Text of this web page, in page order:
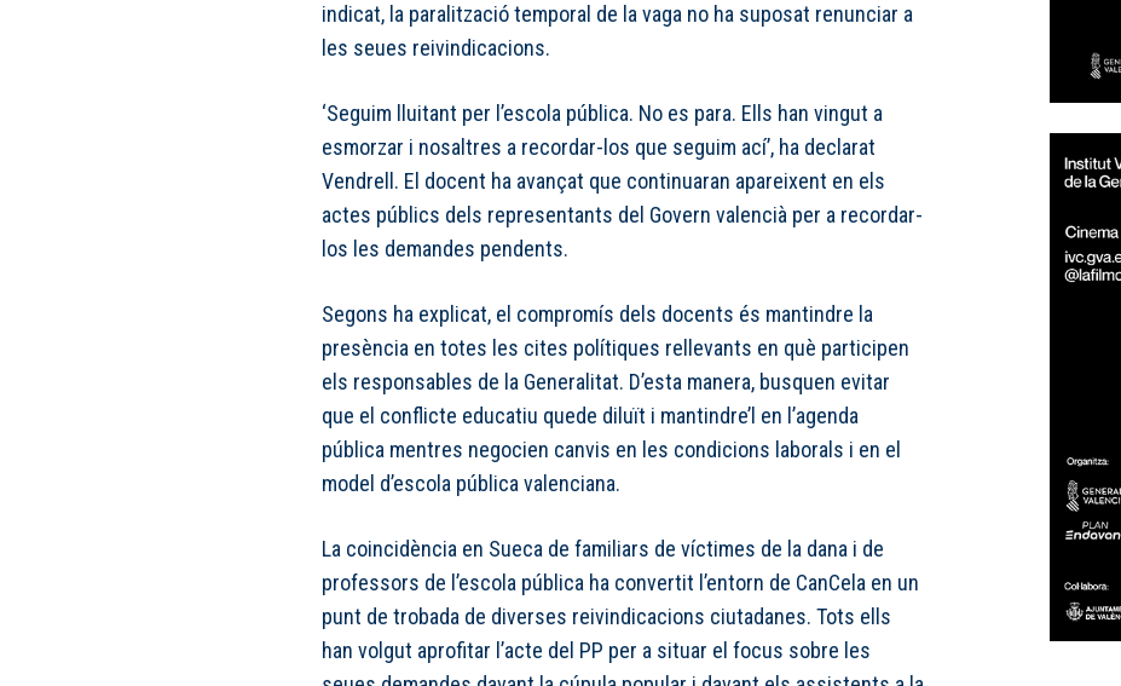
indicat, la paralització temporal de la vaga no ha suposat renunciar a
les seues reivindicacions.
‘Seguim lluitant per l’escola pública. No es para. Ells han vingut a
esmorzar i nosaltres a recordar-los que seguim ací’, ha declarat
Vendrell. El docent ha avançat que continuaran apareixent en els
actes públics dels representants del Govern valencià per a recordar-
los les demandes pendents.
Segons ha explicat, el compromís dels docents és mantindre la
presència en totes les cites polítiques rellevants en què participen
els responsables de la Generalitat. D’esta manera, busquen evitar
que el conflicte educatiu quede diluït i mantindre’l en l’agenda
pública mentres negocien canvis en les condicions laborals i en el
model d’escola pública valenciana.
La coincidència en Sueca de familiars de víctimes de la dana i de
professors de l’escola pública ha convertit l’entorn de CanCela en un
punt de trobada de diverses reivindicacions ciutadanes. Tots ells
han volgut aprofitar l’acte del PP per a situar el focus sobre les